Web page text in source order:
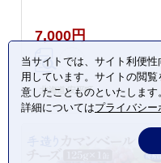
7,000円
北海道 安平町
当サイトでは、サイト利便
用しています。サイトの閲
意したことものといたします
詳細についてはプライバシー